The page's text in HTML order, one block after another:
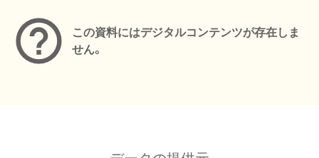
この資料にはデジタルコンテンツが存在しま
せん。